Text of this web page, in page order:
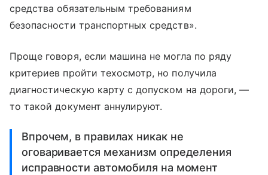
средства обязательным требованиям
безопасности транспортных средств».
Проще говоря, если машина не могла по ряду
критериев пройти техосмотр, но получила
диагностическую карту с допуском на дороги, —
то такой документ аннулируют.
Впрочем, в правилах никак не
оговаривается механизм определения
исправности автомобиля на момент